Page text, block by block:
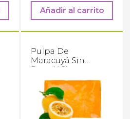
Añadir al carrito
Pulpa De
Maracuyá Sin
Pepa Y Sin
Azucar